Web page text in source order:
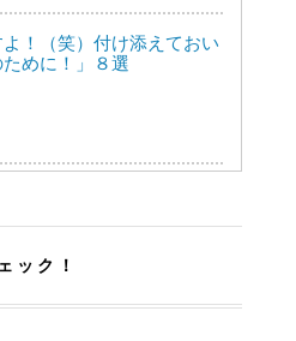
！（笑）付け添えておい
めに！」８選
ック！